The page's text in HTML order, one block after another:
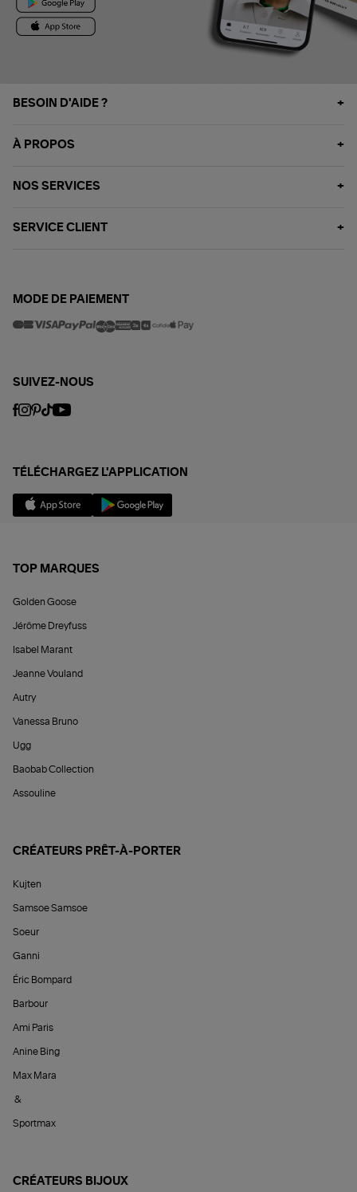
BESOIN D'AIDE ?
À PROPOS
NOS SERVICES
SERVICE CLIENT
MODE DE PAIEMENT
SUIVEZ-NOUS
TÉLÉCHARGEZ L'APPLICATION
TOP MARQUES
Golden Goose
Jérôme Dreyfuss
Isabel Marant
Jeanne Vouland
Autry
Vanessa Bruno
Ugg
Baobab Collection
Assouline
CRÉATEURS PRÊT-À-PORTER
Kujten
Samsoe Samsoe
Soeur
Ganni
Éric Bompard
Barbour
Ami Paris
Anine Bing
Max Mara
&
Sportmax
CRÉATEURS BIJOUX